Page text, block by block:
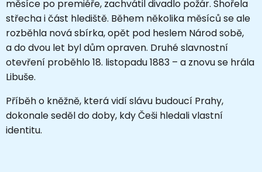
měsíce po premiéře, zachvátil divadlo požár. Shořela
střecha i část hlediště. Během několika měsíců se ale
rozběhla nová sbírka, opět pod heslem Národ sobě,
a do dvou let byl dům opraven. Druhé slavnostní
otevření proběhlo 18. listopadu 1883 – a znovu se hrála
Libuše.
Příběh o kněžně, která vidí slávu budoucí Prahy,
dokonale seděl do doby, kdy Češi hledali vlastní
identitu.